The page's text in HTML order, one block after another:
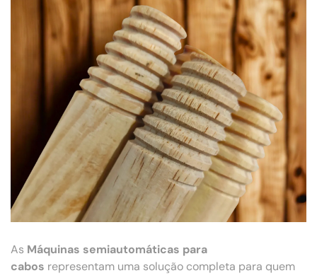
As Máquinas semiautomáticas para
cabos representam uma solução completa para quem